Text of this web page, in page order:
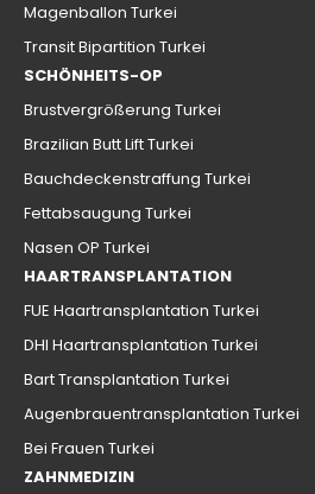
Magenballon Turkei
Transit Bipartition Turkei
SCHÖNHEITS-OP
Brustvergrößerung Turkei
Brazilian Butt Lift Turkei
Bauchdeckenstraffung Turkei
Fettabsaugung Turkei
Nasen OP Turkei
HAARTRANSPLANTATION
FUE Haartransplantation Turkei
DHI Haartransplantation Turkei
Bart Transplantation Turkei
Augenbrauentransplantation Turkei
Bei Frauen Turkei
ZAHNMEDIZIN